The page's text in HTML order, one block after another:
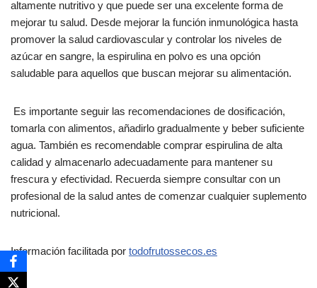
altamente nutritivo y que puede ser una excelente forma de
mejorar tu salud. Desde mejorar la función inmunológica hasta
promover la salud cardiovascular y controlar los niveles de
azúcar en sangre, la espirulina en polvo es una opción
saludable para aquellos que buscan mejorar su alimentación.
Es importante seguir las recomendaciones de dosificación,
tomarla con alimentos, añadirlo gradualmente y beber suficiente
agua. También es recomendable comprar espirulina de alta
calidad y almacenarlo adecuadamente para mantener su
frescura y efectividad. Recuerda siempre consultar con un
profesional de la salud antes de comenzar cualquier suplemento
nutricional.
Información facilitada por todofrutossecos.es